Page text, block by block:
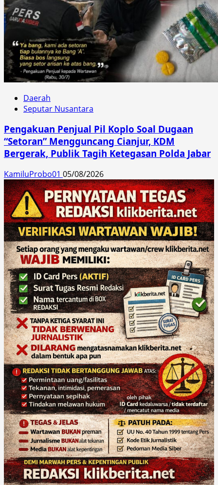
Daerah
Seputar Nusantara
Pengakuan Penjual Pil Koplo Soal Dugaan
“Setoran” Mengguncang Cianjur, KDM
Bergerak, Publik Tagih Ketegasan Polda Jabar
KamiluProbo01 05/08/2026